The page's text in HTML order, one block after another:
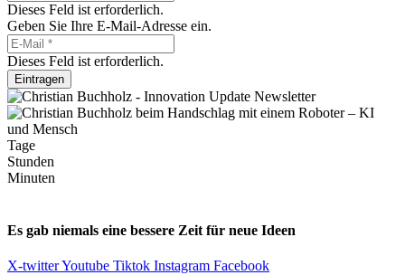
Dieses Feld ist erforderlich.
Geben Sie Ihre E-Mail-Adresse ein.
Dieses Feld ist erforderlich.
Eintragen
Tage
Stunden
Minuten
Es gab niemals eine bessere Zeit für neue Ideen
X-twitterYoutube Tiktok Instagram Facebook